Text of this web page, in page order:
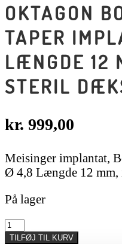
OKTAGON
TAPER
LÆNGDE 12
STERIL
kr. 999,00
Meisinger implantat,
Ø 4,8 Længde 12
På lager
Oktagon
Bone
TILFØJ TIL KURV